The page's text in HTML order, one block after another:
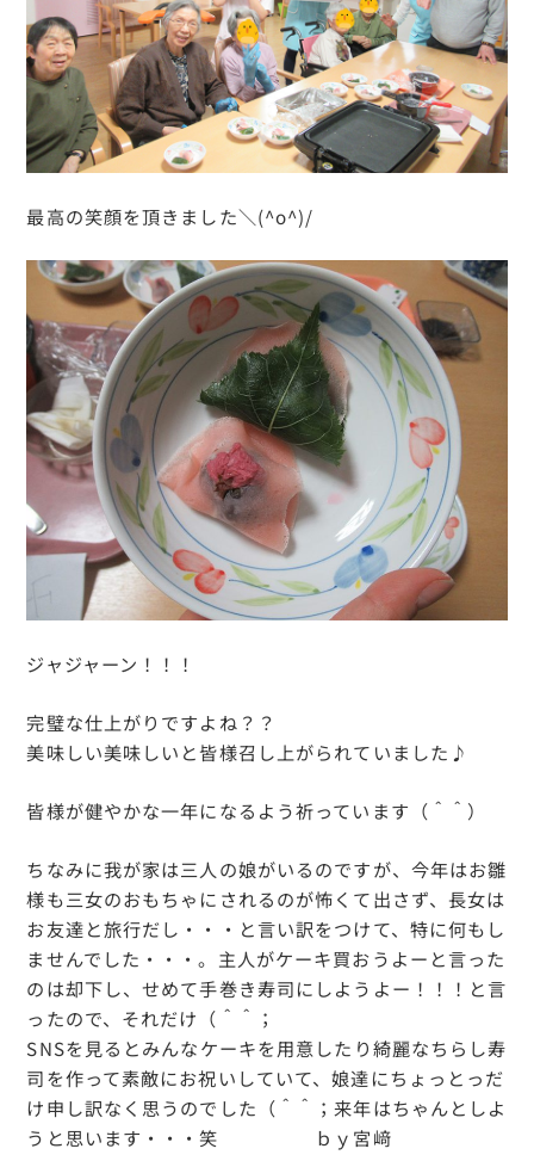
最高の笑顔を頂きました＼(^o^)/
ジャジャーン！！！
完璧な仕上がりですよね？？
美味しい美味しいと皆様召し上がられていました♪
皆様が健やかな一年になるよう祈っています（＾＾）
ちなみに我が家は三人の娘がいるのですが、今年はお雛
様も三女のおもちゃにされるのが怖くて出さず、長女は
お友達と旅行だし・・・と言い訳をつけて、特に何もし
ませんでした・・・。主人がケーキ買おうよーと言った
のは却下し、せめて手巻き寿司にしようよー！！！と言
ったので、それだけ（＾＾；
SNSを見るとみんなケーキを用意したり綺麗なちらし寿
司を作って素敵にお祝いしていて、娘達にちょっとっだ
け申し訳なく思うのでした（＾＾；来年はちゃんとしよ
うと思います・・・笑 ｂｙ宮﨑